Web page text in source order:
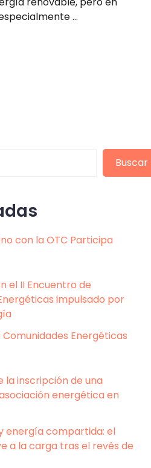
…
Buscar
con la OTC Participa
el II Encuentro de
impulsado por
Energéticas
la inscripción de una
energética en
energía compartida: el
a la carga tras el revés de